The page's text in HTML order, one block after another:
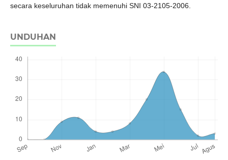
secara keseluruhan tidak memenuhi SNI 03-2105-2006.
UNDUHAN